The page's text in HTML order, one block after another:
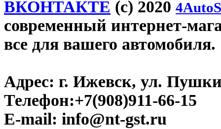
ВКОНТАКТЕ (c) 2020
современный интернет-
все для вашего автомобиля.
Адрес: г. Ижевск, ул.
Телефон:+7(908)911-66-15
E-mail: info@nt-gst.ru